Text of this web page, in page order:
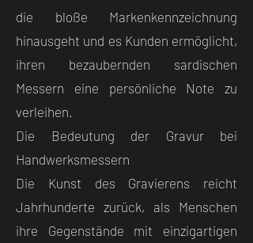
die bloße Markenkennzeichnung
hinausgeht und es Kunden ermöglicht,
ihren bezaubernden sardischen
Messern eine persönliche Note zu
verleihen.
Die Bedeutung der Gravur bei
Handwerksmessern
Die Kunst des Gravierens reicht
Jahrhunderte zurück, als Menschen
ihre Gegenstände mit einzigartigen